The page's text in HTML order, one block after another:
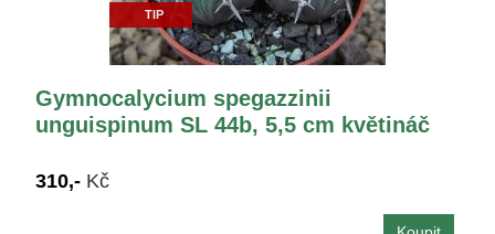
TIP
Gymnocalycium spegazzinii
unguispinum SL 44b, 5,5 cm květináč
310,- Kč